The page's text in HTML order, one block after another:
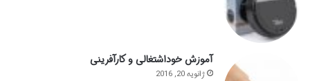
آموزش خوداشتغالی و کارآفرینی
ژانویه 20, 2016